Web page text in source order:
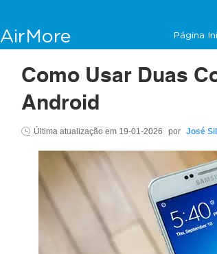
AirMore Página
Como Usar Duas
Android
Última atualização em 19-01-2026 por José